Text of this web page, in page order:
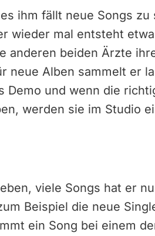
ihm fällt neue Songs zu
wieder mal entsteht
anderen beiden Ärzte
neue Alben sammelt er
Demo und wenn die
werden sie im Studio
viele Songs hat er
Beispiel die neue
ein Song bei einem